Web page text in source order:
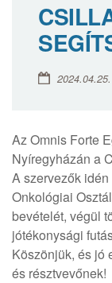
2024.04.25.
Az Omnis Forte
Nyíregyházán a
A szervezők
Onkológiai
bevételét, végül
jótékonysági
Köszönjük, és jó
és résztvevőnek!